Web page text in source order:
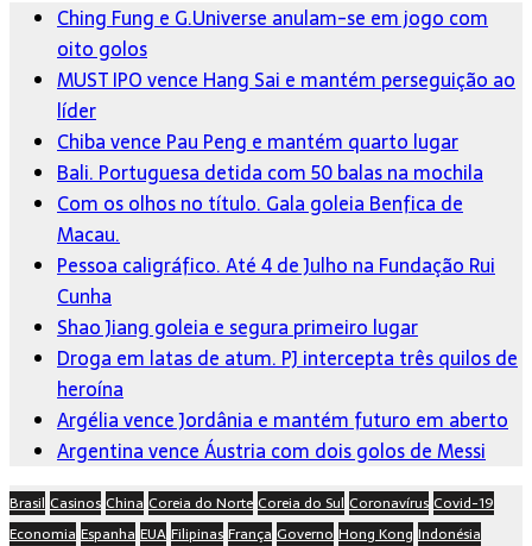
Ching Fung e G.Universe anulam-se em jogo com
oito golos
MUST IPO vence Hang Sai e mantém perseguição ao
líder
Chiba vence Pau Peng e mantém quarto lugar
Bali. Portuguesa detida com 50 balas na mochila
Com os olhos no título. Gala goleia Benfica de
Macau.
Pessoa caligráfico. Até 4 de Julho na Fundação Rui
Cunha
Shao Jiang goleia e segura primeiro lugar
Droga em latas de atum. PJ intercepta três quilos de
heroína
Argélia vence Jordânia e mantém futuro em aberto
Argentina vence Áustria com dois golos de Messi
Brasil Casinos China Coreia do Norte Coreia do Sul Coronavírus Covid-19
Economia Espanha EUA Filipinas França Governo Hong Kong Indonésia